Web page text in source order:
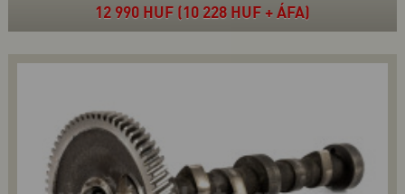
12 990 HUF (10 228 HUF + ÁFA)